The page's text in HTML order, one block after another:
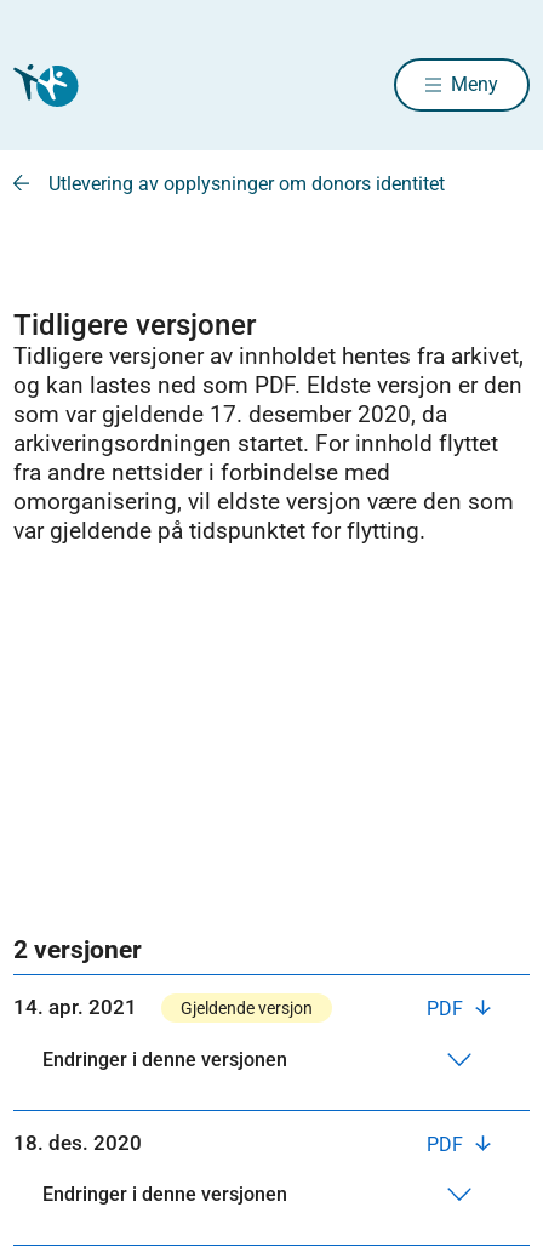
Meny
Utlevering av opplysninger om donors identitet
Tidligere versjoner
Tidligere versjoner av innholdet hentes fra arkivet,
og kan lastes ned som PDF. Eldste versjon er den
som var gjeldende 17. desember 2020, da
arkiveringsordningen startet. For innhold flyttet
fra andre nettsider i forbindelse med
omorganisering, vil eldste versjon være den som
var gjeldende på tidspunktet for flytting.
2 versjoner
PDF
14. apr. 2021 Gjeldende versjon
Endringer i denne versjonen
PDF
18. des. 2020
Endringer i denne versjonen